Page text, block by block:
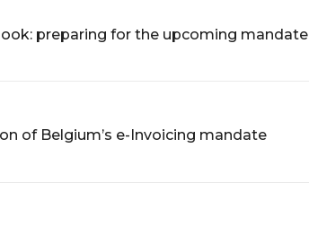
preparing for the upcoming mandate
of Belgium’s e-Invoicing mandate